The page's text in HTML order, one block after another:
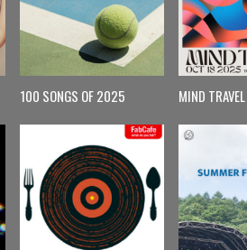
100 SONGS OF 2025 MIND TRAVEL